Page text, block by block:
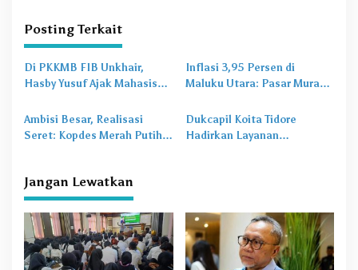
g
a
s
i
p
s
Posting Terkait
Di PKKMB FIB Unkhair,
Hasby Yusuf Ajak Mahasiswa
Budaya dan Literasi
Inflasi 3,95 Persen di
Maluku Utara: Pasar Murah
Masalah Baru
Ambisi Besar, Realisasi
Seret: Kopdes Merah Putih
Dukcapil Koita Tidore
Hadirkan Layanan
Jangan Lewatkan